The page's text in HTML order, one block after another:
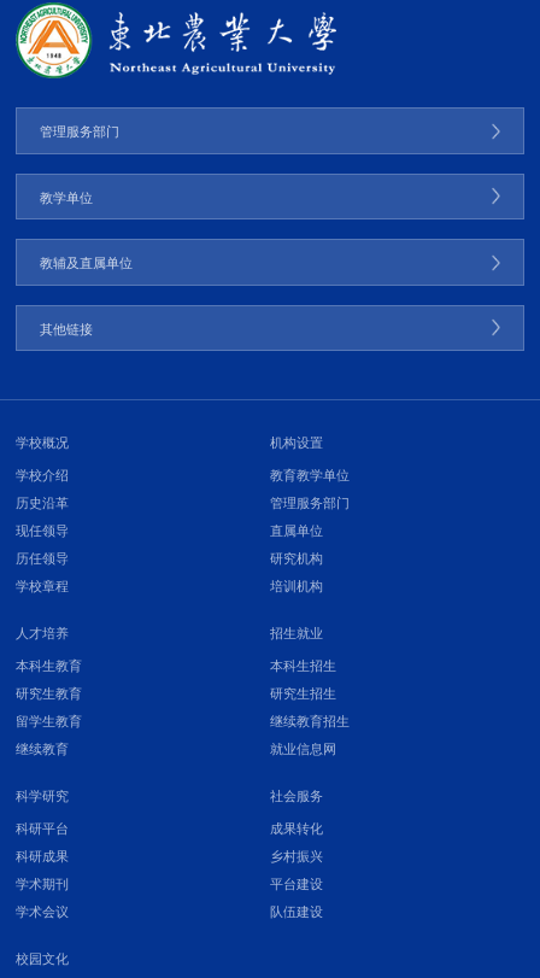
管理服务部门
教学单位
教辅及直属单位
其他链接
学校概况
学校介绍
历史沿革
现任领导
历任领导
学校章程
机构设置
教育教学单位
管理服务部门
直属单位
研究机构
培训机构
人才培养
本科生教育
研究生教育
留学生教育
继续教育
招生就业
本科生招生
研究生招生
继续教育招生
就业信息网
科学研究
科研平台
科研成果
学术期刊
学术会议
社会服务
成果转化
乡村振兴
平台建设
队伍建设
校园文化